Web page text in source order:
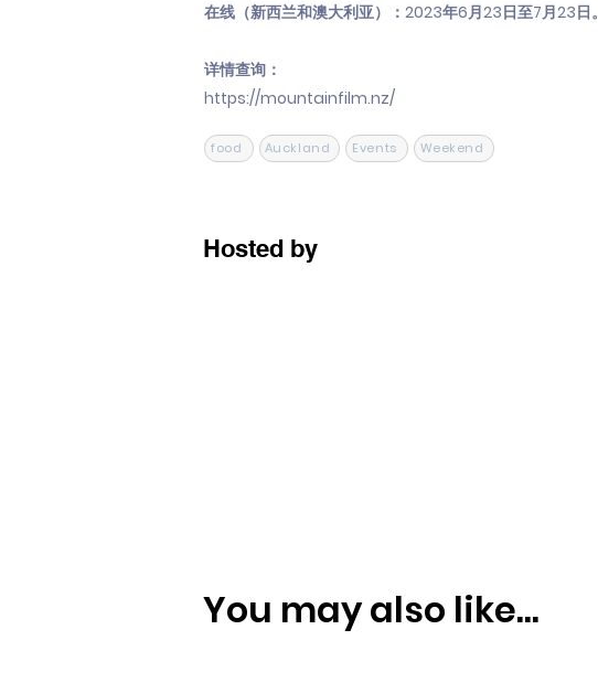
在线（新西兰和澳大利亚）：2023年6月23日至7月23日。
详情查询：
https://mountainfilm.nz/
food Auckland Events Weekend
Hosted by
You may also like...